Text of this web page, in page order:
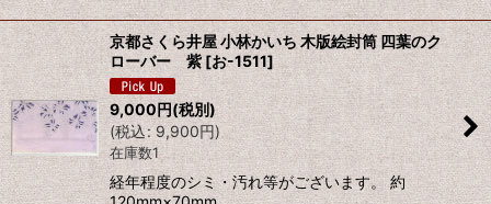
京都さくら井屋 小林かいち 木版絵封筒 四葉のク
ローバー 紫 [お-1511]
9,000円(税別)
(税込: 9,900円)
在庫数1
経年程度のシミ・汚れ等がございます。 約